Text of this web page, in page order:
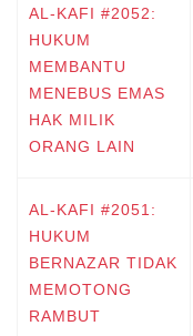
AL-KAFI #2052:
HUKUM
MEMBANTU
MENEBUS EMAS
HAK MILIK
ORANG LAIN
AL-KAFI #2051:
HUKUM
BERNAZAR TIDAK
MEMOTONG
RAMBUT